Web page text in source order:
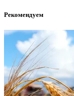
Рекомендуем